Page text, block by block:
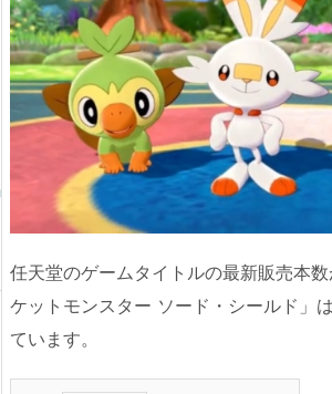
任天堂のゲームタイトルの最新販売本
ケットモンスター ソード・シールド」
ています。